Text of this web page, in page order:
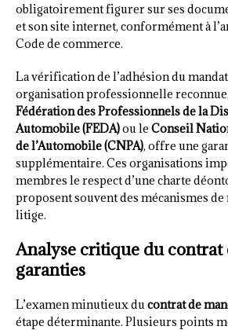
obligatoirement figurer sur ses
et son site internet, conformément à
Code de commerce.
La vérification de l’adhésion du
organisation professionnelle
Fédération des Professionnels de la
Automobile (FEDA)ou le Conseil
de l’Automobile (CNPA), offre une
supplémentaire. Ces organisations
membres le respect d’une charte
proposent souvent des mécanismes de
litige.
Analyse critique du contrat
garanties
L’examen minutieux ducontrat de
étape déterminante. Plusieurs points